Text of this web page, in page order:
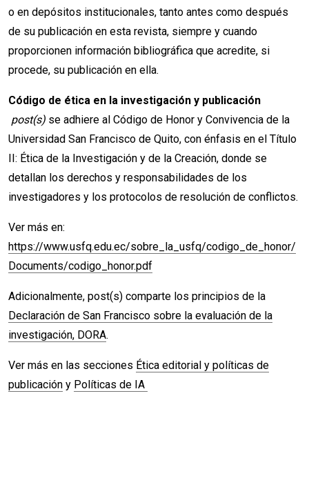
o en depósitos institucionales, tanto antes como después
de su publicación en esta revista, siempre y cuando
proporcionen información bibliográfica que acredite, si
procede, su publicación en ella.
Código de ética en la investigación y publicación
post(s) se adhiere al Código de Honor y Convivencia de la
Universidad San Francisco de Quito, con énfasis en el Título
II: Ética de la Investigación y de la Creación, donde se
detallan los derechos y responsabilidades de los
investigadores y los protocolos de resolución de conflictos.
Ver más en:
https://www.usfq.edu.ec/sobre_la_usfq/codigo_de_honor/
Documents/codigo_honor.pdf
Adicionalmente, post(s) comparte los principios de la
Declaración de San Francisco sobre la evaluación de la
investigación, DORA.
Ver más en las secciones Ética editorial y políticas de
publicación y Políticas de IA